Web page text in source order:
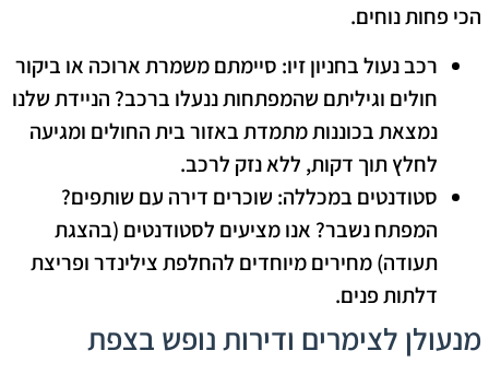
הכי פחות נוחים.
רכב נעול בחניון זיו: סיימתם משמרת ארוכה או ביקור
חולים וגיליתם שהמפתחות ננעלו ברכב? הניידת שלנו
נמצאת בכוננות מתמדת באזור בית החולים ומגיעה
לחלץ תוך דקות, ללא נזק לרכב.
סטודנטים במכללה: שוכרים דירה עם שותפים?
המפתח נשבר? אנו מציעים לסטודנטים (בהצגת
תעודה) מחירים מיוחדים להחלפת צילינדר ופריצת
דלתות פנים.
מנעולן לצימרים ודירות נופש בצפת